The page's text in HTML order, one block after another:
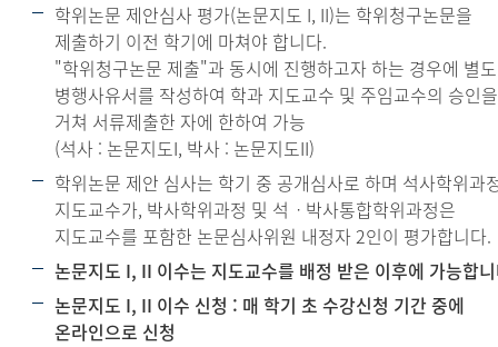
학위논문 제안심사 평가(논문지도 I, II)는 학위청구논문을
제출하기 이전 학기에 마쳐야 합니다.
"학위청구논문 제출"과 동시에 진행하고자 하는 경우에 별
병행사유서를 작성하여 학과 지도교수 및 주임교수의 승인을
거쳐 서류제출한 자에 한하여 가능
(석사 : 논문지도I, 박사 : 논문지도II)
학위논문 제안 심사는 학기 중 공개심사로 하며 석사학위과
지도교수가, 박사학위과정 및 석ㆍ박사통합학위과정은
지도교수를 포함한 논문심사위원 내정자 2인이 평가합니다.
논문지도 I, II 이수는 지도교수를 배정 받은 이후에 가능합
논문지도 I, II 이수 신청 : 매 학기 초 수강신청 기간 중에
온라인으로 신청